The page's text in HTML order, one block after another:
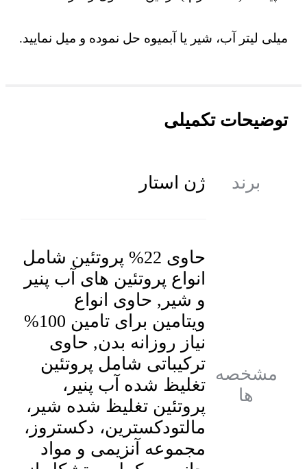
میلی لیتر آب، شیر یا آبمیوه حل نموده و میل نمایید.
توضیحات تکمیلی
برند ژن استار
مشخصه
ها
حاوی 22% پروتئین شامل
انواع پروتئین های آب پنیر
و شیر, حاوی انواع
ویتامین برای تامین 100%
نیاز روزانه بدن, حاوی
ترکیباتی شامل پروتئین
تغلیظ شده آب پنیر،
پروتئین تغلیظ شده شیر،
مالتودکسترین، دکستروز،
مجموعه آنزیمی و مواد